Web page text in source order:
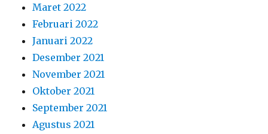
Maret 2022
Februari 2022
Januari 2022
Desember 2021
November 2021
Oktober 2021
September 2021
Agustus 2021